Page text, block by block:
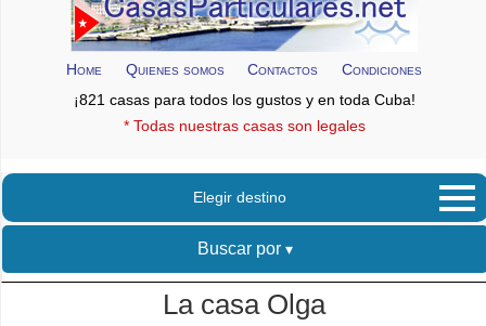
Home Quienes somos Contactos
Condiciones
¡821 casas para todos los gustos y en toda Cuba!
* Todas nuestras casas son legales
Elegir destino
Buscar por
La casa Olga